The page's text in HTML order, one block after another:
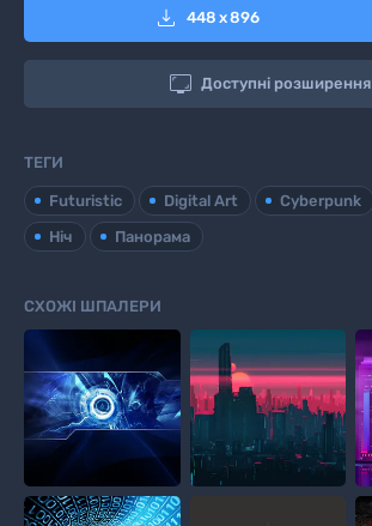
 448 x896
 Доступні розширення
ТЕГИ
Futuristic Digital Art Cyberpunk
Ніч
Панорама
СХОЖІ ШПАЛЕРИ